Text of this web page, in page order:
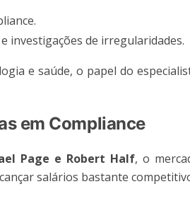
investigações de irregularidades.
e saúde, o papel do
em Compliance
Page e Robert Half, o
salários bastante